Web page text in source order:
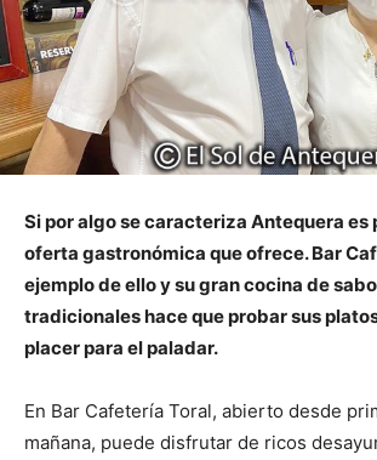
Si por algo se caracteriza Antequera es
oferta gastronómica que ofrece. Bar
ejemplo de ello y su gran cocina de
tradicionales hace que probar sus
placer para el paladar.
En Bar Cafetería Toral, abierto desde
mañana, puede disfrutar de ricos